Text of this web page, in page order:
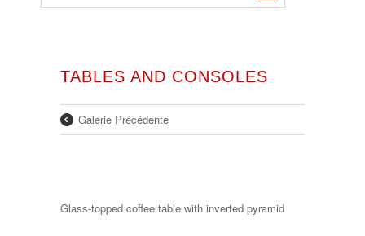
TABLES AND CONSOLES
Galerie Précédente
Glass-topped coffee table with inverted pyramid